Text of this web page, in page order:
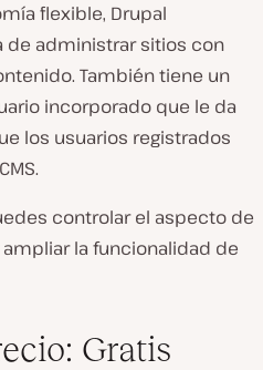
flexible, Drupal
de administrar sitios con
También tiene un
incorporado que le da
los usuarios registrados
controlar el aspecto de
la funcionalidad de
Gratis